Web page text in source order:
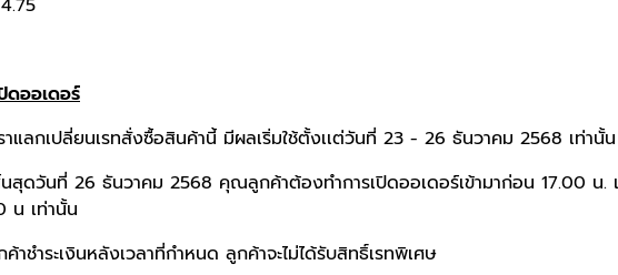
ดออเดอร์
าแลกเปลี่ยนเรทสั่งซื้อสินค้านี้ มีผลเริ่มใช้ตั้งเเต่วันที่ 23 - 26 ธันวาคม 2568 เท่านั้น
นสุดวันที่ 26 ธันวาคม 2568 คุณลูกค้าต้องทำการเปิดออเดอร์เข้ามาก่อน 17.00 น. แ
น เท่านั้น
ชำระเงินหลังเวลาที่กำหนด ลูกค้าจะไม่ได้รับสิทธิ์เรทพิเศษ